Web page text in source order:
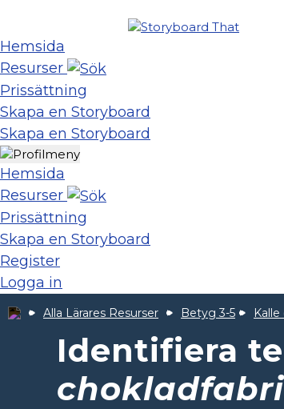
Hemsida
Resurser
Prissättning
Skapa en Storyboard
Skapa en Storyboard
Hemsida
Resurser
Prissättning
Skapa en Storyboard
Register
Logga in
Alla Lärares Resurser Betyg 3-5
Identifiera